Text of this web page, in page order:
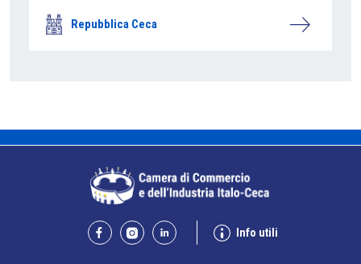
Repubblica Ceca
Info utili